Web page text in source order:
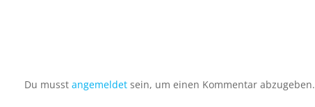
Du musst angemeldet sein, um einen Kommentar abzugeben.